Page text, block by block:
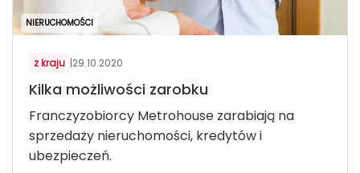
NIERUCHOMOŚCI
z kraju |29.10.2020
Kilka możliwości zarobku
Franczyzobiorcy Metrohouse zarabiają na
sprzedaży nieruchomości, kredytów i
ubezpieczeń.